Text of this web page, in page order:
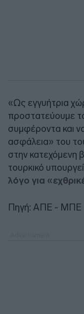
«Ως εγγυήτρια
προστατεύουμε
συμφέροντα και
ασφάλεια» του
στην κατεχόμενη
τουρκικό
λόγο για
Πηγή: ΑΠΕ - ΜΠΕ